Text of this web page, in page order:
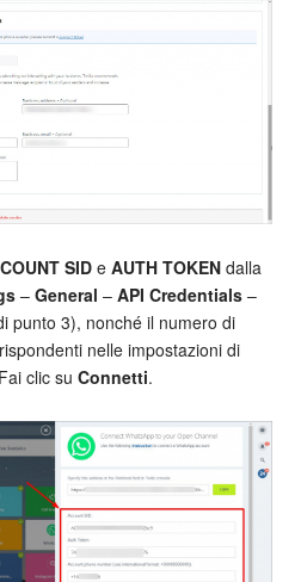
SID e AUTH TOKEN dalla
– General – API Credentials –
punto 3), nonché il numero di
nelle impostazioni di
clic su Connetti.